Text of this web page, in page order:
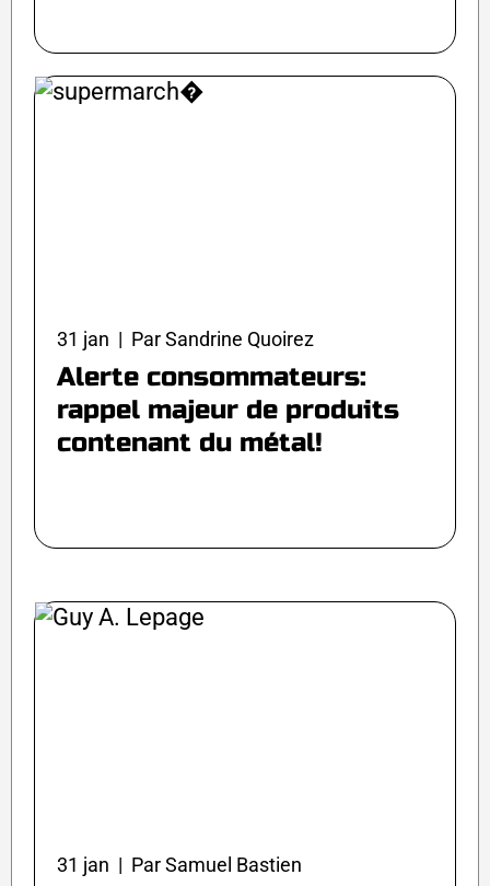
31 jan | Par Sandrine Quoirez
Alerte consommateurs:
rappel majeur de produits
contenant du métal!
31 jan | Par Samuel Bastien